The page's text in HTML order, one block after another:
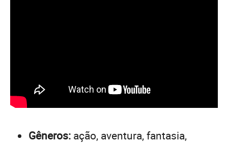
Gêneros: ação, aventura, fantasia,